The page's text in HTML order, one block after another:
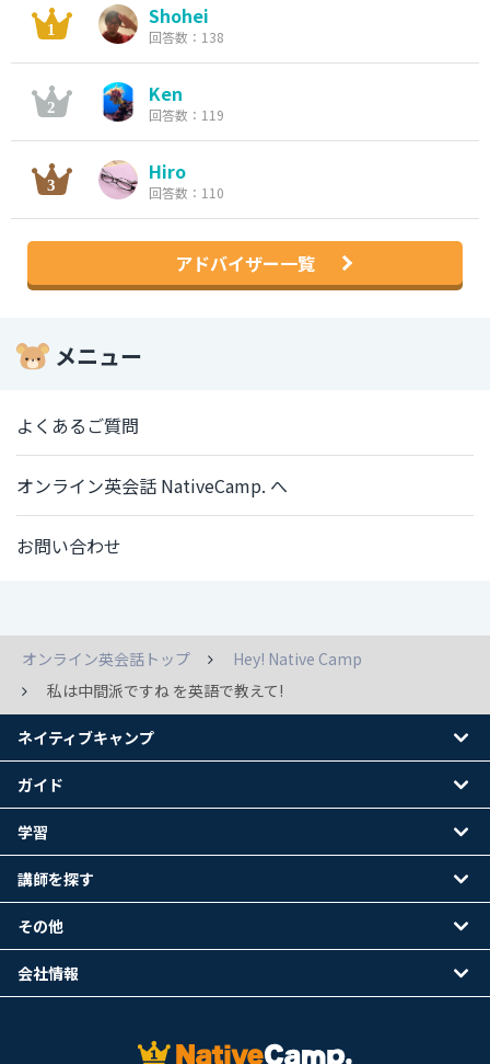
Shohei
回答数：138
Ken
回答数：119
Hiro
回答数：110
アドバイザー一覧
メニュー
よくあるご質問
オンライン英会話 NativeCamp. へ
お問い合わせ
オンライン英会話トップ
Hey! Native Camp
私は中間派ですね を英語で教えて!
ネイティブキャンプ
ガイド
学習
講師を探す
その他
会社情報